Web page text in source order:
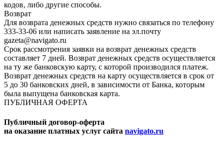
кодов, либо другие способы.
Возврат
Для возврата денежных средств нужно связаться по телефону
333-33-06 или написать заявление на эл.почту
gazeta@navigato.ru
Срок рассмотрения заявки на возврат денежных средств
составляет 7 дней. Возврат денежных средств осуществляется
на ту же банковскую карту, с которой производился платеж.
Возврат денежных средств на карту осуществляется в срок от
5 до 30 банковских дней, в зависимости от Банка, которым
была выпущена банковская карта.
ПУБЛИЧНАЯ ОФЕРТА
Публичный договор-оферта
на оказание платных услуг сайта navigato.ru